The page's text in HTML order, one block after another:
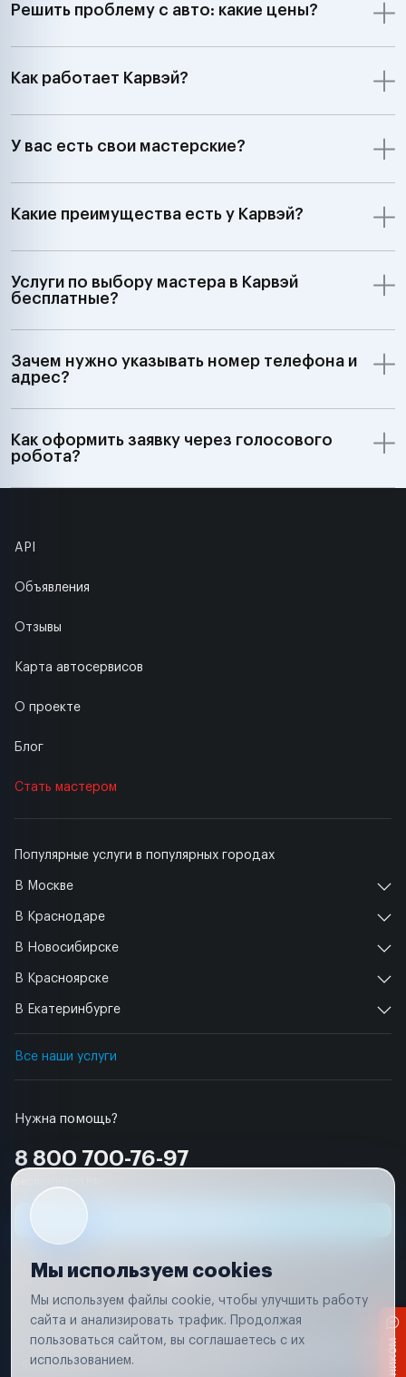
Решить проблему с авто: какие цены?
Как работает Карвэй?
У вас есть свои мастерские?
Какие преимущества есть у Карвэй?
Услуги по выбору мастера в Карвэй
бесплатные?
Зачем нужно указывать номер телефона и
адрес?
Как оформить заявку через голосового
робота?
Нужна помощь?
8 800 700-76-97
Популярные услуги в популярных городах
В Москве
В Краснодаре
В Новосибирске
В Красноярске
В Екатеринбурге
Все наши услуги
API
Объявления
Отзывы
Карта автосервисов
О проекте
Блог
Стать мастером
Условия использования
Вся информация, представленная на сайте, носит исключительно
соответствии с положениями статьи 437 (п. 2) Гражданского кодекса
Мы используем cookies
Мы используем файлы cookie, чтобы улучшить работу
сайта и анализировать трафик. Продолжая
пользоваться сайтом, вы соглашаетесь с их
использованием.